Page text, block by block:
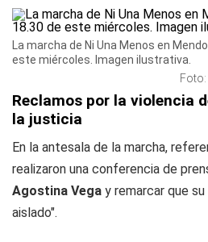
La marcha de Ni Una Menos en
este miércoles. Imagen ilustrativa.
Reclamos por la violencia
la justicia
En la antesala de la marcha,
realizaron una conferencia de
Agostina Vega y remarcar que
aislado".